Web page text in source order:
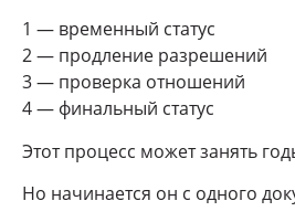
1 — временный статус
2 — продление разрешений
3 — проверка отношений
4 — финальный статус
Этот процесс может занять
Но начинается он с одного